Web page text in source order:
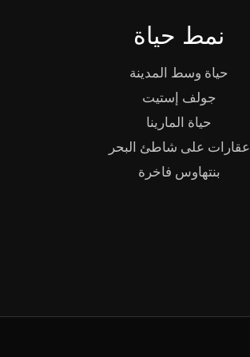
نمط حياة
حياة وسط المدينة
جولف إستيت
حياة المارينا
عقارات على شاطئ البحر
بنتهاوس فاخرة